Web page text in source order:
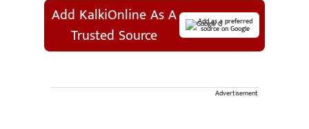
Add KalkiOnline As A
Trusted Source
Add as a preferred
source on Google
Advertisement